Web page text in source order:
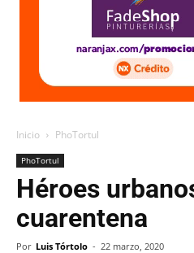
Inicio PhoTortul
PhoTortul
Héroes
cuarentena
Por Luis Tórtolo - 22 marzo, 2020